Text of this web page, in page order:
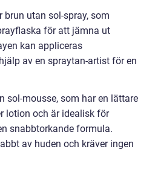
brun utan sol-spray, som
för att jämna ut
kan appliceras
av en spraytan-artist för en
sol-mousse, som har en lättare
lotion och är idealisk för
snabbtorkande formula.
av huden och kräver ingen